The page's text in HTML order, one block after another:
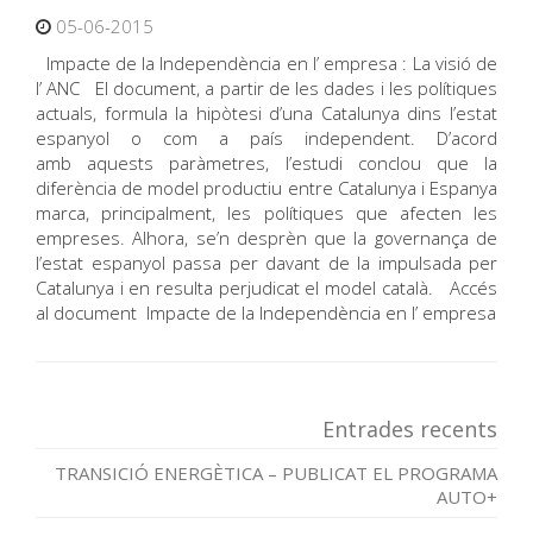
05-06-2015
Impacte de la Independència en l’ empresa : La visió de
l’ ANC El document, a partir de les dades i les polítiques
actuals, formula la hipòtesi d’una Catalunya dins l’estat
espanyol o com a país independent. D’acord
amb aquests paràmetres, l’estudi conclou que la
diferència de model productiu entre Catalunya i Espanya
marca, principalment, les polítiques que afecten les
empreses. Alhora, se’n desprèn que la governança de
l’estat espanyol passa per davant de la impulsada per
Catalunya i en resulta perjudicat el model català. Accés
al document Impacte de la Independència en l’ empresa
Entrades recents
TRANSICIÓ ENERGÈTICA – PUBLICAT EL PROGRAMA
AUTO+